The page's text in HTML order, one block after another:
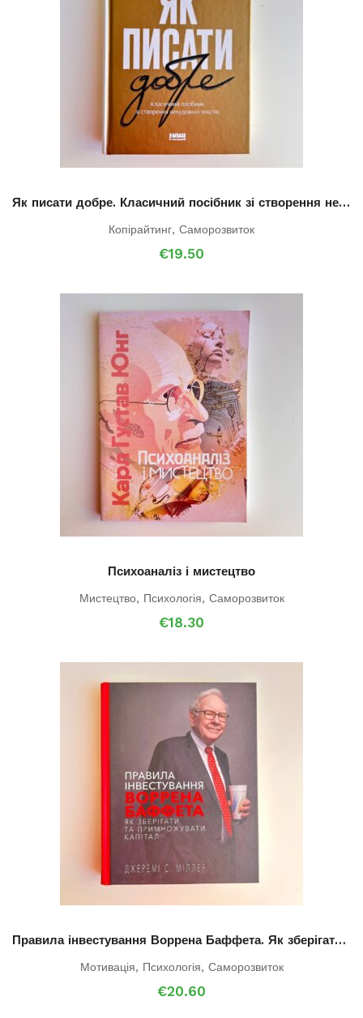
Як писати добре. Класичний посібник зі створення нехудожніх текстів
Копірайтинг, Саморозвиток
€19.50
Психоаналіз і мистецтво
Мистецтво, Психологія, Саморозвиток
€18.30
Правила інвестування Воррена Баффета. Як зберігати та примножувати капітал
Мотивація, Психологія, Саморозвиток
€20.60